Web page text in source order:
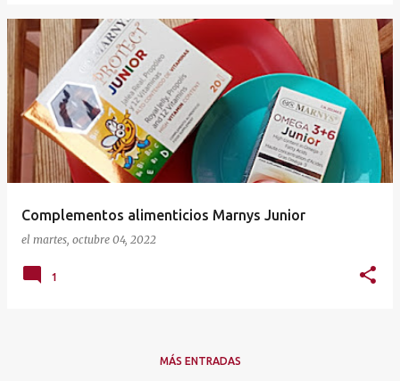
Complementos alimenticios Marnys Junior
el martes, octubre 04, 2022
1
MÁS ENTRADAS